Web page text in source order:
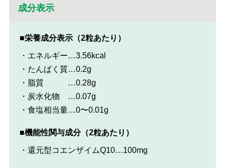
成分表示
■栄養成分表示（2粒あたり）
・エネルギー…3.56kcal
・たんぱく質…0.2g
・脂質
…0.28g
・炭水化物
…0.07g
・食塩相当量…0〜0.01g
■機能性関与成分（2粒あたり）
・還元型コエンザイムQ10…100mg